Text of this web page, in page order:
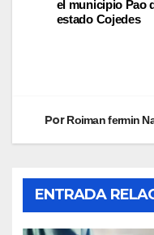
el municipio Pao
estado Cojedes
PorRoiman fermin
ENTRADA